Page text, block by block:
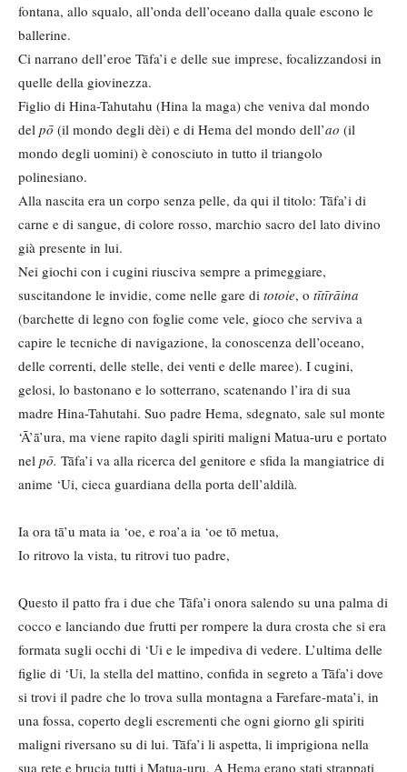
fontana, allo squalo, all’onda dell’oceano dalla quale escono le
ballerine.
Ci narrano dell’eroe Tāfa’i e delle sue imprese, focalizzandosi in
quelle della giovinezza.
Figlio di Hina-Tahutahu (Hina la maga) che veniva dal mondo
del pō (il mondo degli dèi) e di Hema del mondo dell’ao (il
mondo degli uomini) è conosciuto in tutto il triangolo
polinesiano.
Alla nascita era un corpo senza pelle, da qui il titolo: Tāfa’i di
carne e di sangue, di colore rosso, marchio sacro del lato divino
già presente in lui.
Nei giochi con i cugini riusciva sempre a primeggiare,
suscitandone le invidie, come nelle gare di totoie, o tītīrāina
(barchette di legno con foglie come vele, gioco che serviva a
capire le tecniche di navigazione, la conoscenza dell’oceano,
delle correnti, delle stelle, dei venti e delle maree). I cugini,
gelosi, lo bastonano e lo sotterrano, scatenando l’ira di sua
madre Hina-Tahutahi. Suo padre Hema, sdegnato, sale sul monte
‘Ā’ā’ura, ma viene rapito dagli spiriti maligni Matua-uru e portato
nel pō. Tāfa’i va alla ricerca del genitore e sfida la mangiatrice di
anime ‘Ui, cieca guardiana della porta dell’aldilà.
Ia ora tā’u mata ia ‘oe, e roa’a ia ‘oe tō metua,
Io ritrovo la vista, tu ritrovi tuo padre,
Questo il patto fra i due che Tāfa’i onora salendo su una palma di
cocco e lanciando due frutti per rompere la dura crosta che si era
formata sugli occhi di ‘Ui e le impediva di vedere. L’ultima delle
figlie di ‘Ui, la stella del mattino, confida in segreto a Tāfa’i dove
si trovi il padre che lo trova sulla montagna a Farefare-mata’i, in
una fossa, coperto degli escrementi che ogni giorno gli spiriti
maligni riversano su di lui. Tāfa’i li aspetta, li imprigiona nella
sua rete e brucia tutti i Matua-uru. A Hema erano stati strappati